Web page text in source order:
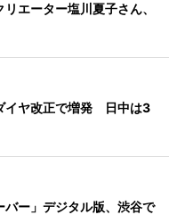
リエーター塩川夏子さん、
イヤ改正で増発 日中は3
ー」デジタル版、渋谷で